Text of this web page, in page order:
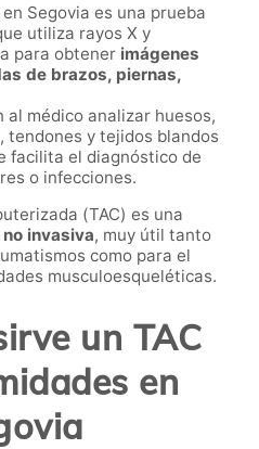
en Segovia es una prueba
utiliza rayos X y
para obtener imágenes
de brazos, piernas,
al médico analizar huesos,
tendones y tejidos blandos
facilita el diagnóstico de
o infecciones.
(TAC) es una
invasiva, muy útil tanto
como para el
musculoesqueléticas.
un TAC
en